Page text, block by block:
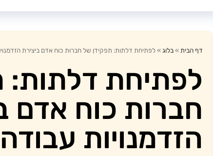
דף הבית »בלוג »לפתיחת דלתות: תפקידן של חברות כוח אדם ביצירת
לפתיחת דלתות:
חברות כוח אדם
הזדמנויות עבודה